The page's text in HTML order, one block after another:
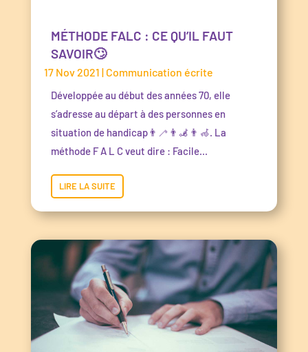
MÉTHODE FALC : CE QU’IL FAUT
SAVOIR🙄
17 Nov 2021 | Communication écrite
Développée au début des années 70, elle
s’adresse au départ à des personnes en
situation de handicap👨‍🦯👨‍🦼👨‍🦽. La
méthode F A L C veut dire : Facile...
LIRE LA SUITE